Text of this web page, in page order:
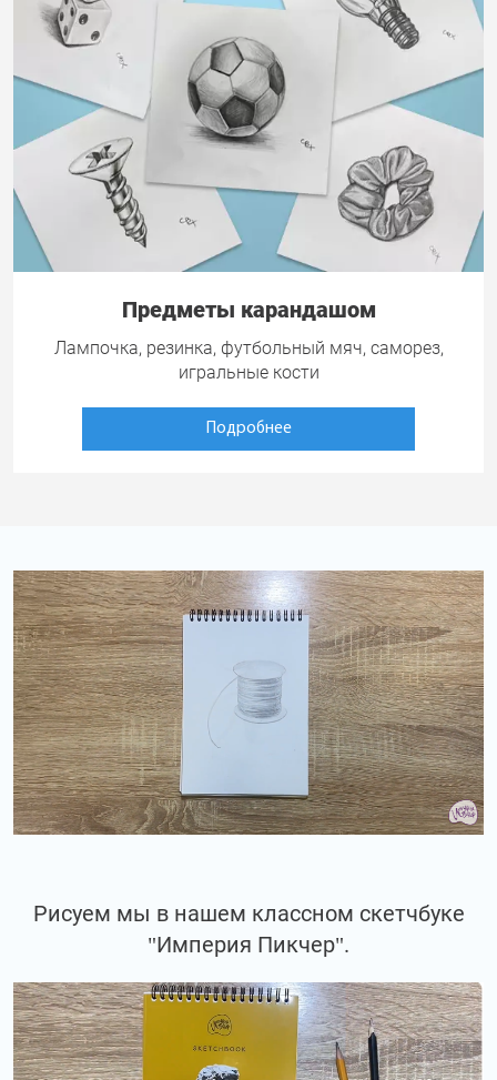
Предметы карандашом
Лампочка, резинка, футбольный мяч, саморез,
игральные кости
Подробнее
Рисуем мы в нашем классном скетчбуке
"Империя Пикчер".